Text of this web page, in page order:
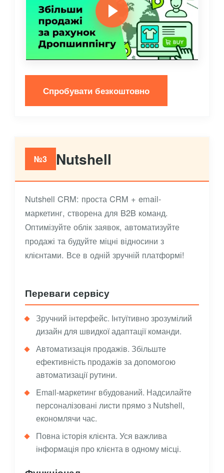
Спробувати безкоштовно
№3 Nutshell
Nutshell CRM: проста CRM + email-
маркетинг, створена для B2B команд.
Оптимізуйте облік заявок, автоматизуйте
продажі та будуйте міцні відносини з
клієнтами. Все в одній зручній платформі!
Переваги сервісу
Зручний інтерфейс. Інтуїтивно зрозумілий
дизайн для швидкої адаптації команди.
Автоматизація продажів. Збільште
ефективність продажів за допомогою
автоматизації рутини.
Email-маркетинг вбудований. Надсилайте
персоналізовані листи прямо з Nutshell,
економлячи час.
Повна історія клієнта. Уся важлива
інформація про клієнта в одному місці.